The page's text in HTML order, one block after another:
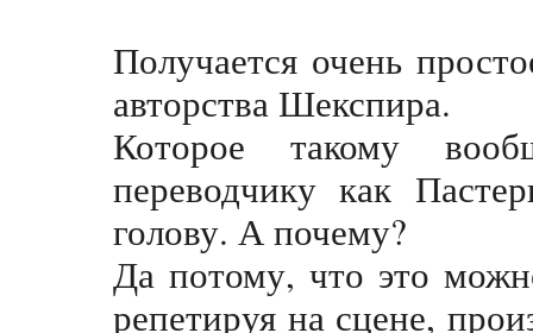
Получается очень
авторства Шекспира.
Которое такому
переводчику как
голову. А почему?
Да потому, что это
репетируя на сцене,